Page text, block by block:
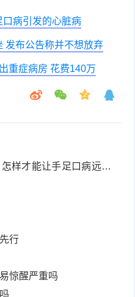
病引发的心脏病
发布公告称并不想放弃
重症病房 花费140万
样才能让手足口病远离
行
惊醒严重吗